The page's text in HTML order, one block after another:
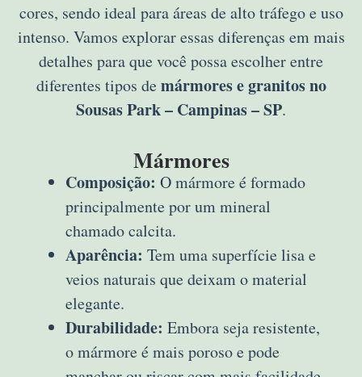
cores, sendo ideal para áreas de alto tráfego e uso
intenso. Vamos explorar essas diferenças em mais
detalhes para que você possa escolher entre
diferentes tipos de mármores e granitos no
Sousas Park – Campinas – SP.
Mármores
Composição: O mármore é formado
principalmente por um mineral
chamado calcita.
Aparência: Tem uma superfície lisa e
veios naturais que deixam o material
elegante.
Durabilidade: Embora seja resistente,
o mármore é mais poroso e pode